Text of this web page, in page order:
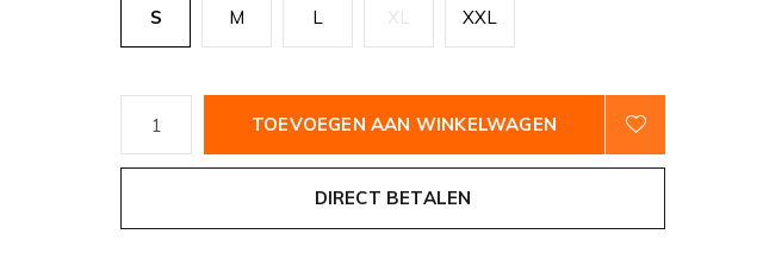
S M L XL XXL
TOEVOEGEN AAN WINKELWAGEN
DIRECT BETALEN